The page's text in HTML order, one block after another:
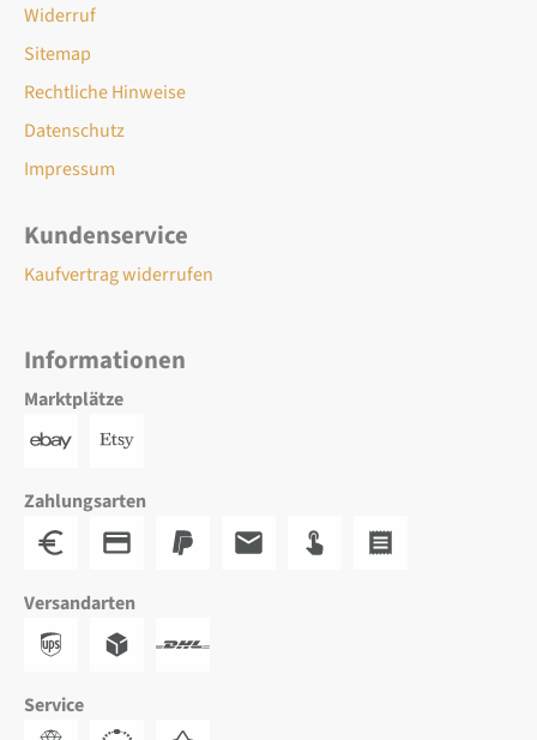
Widerruf
Sitemap
Rechtliche Hinweise
Datenschutz
Impressum
Kundenservice
Kaufvertrag widerrufen
Informationen
Marktplätze
Zahlungsarten
Versandarten
Service